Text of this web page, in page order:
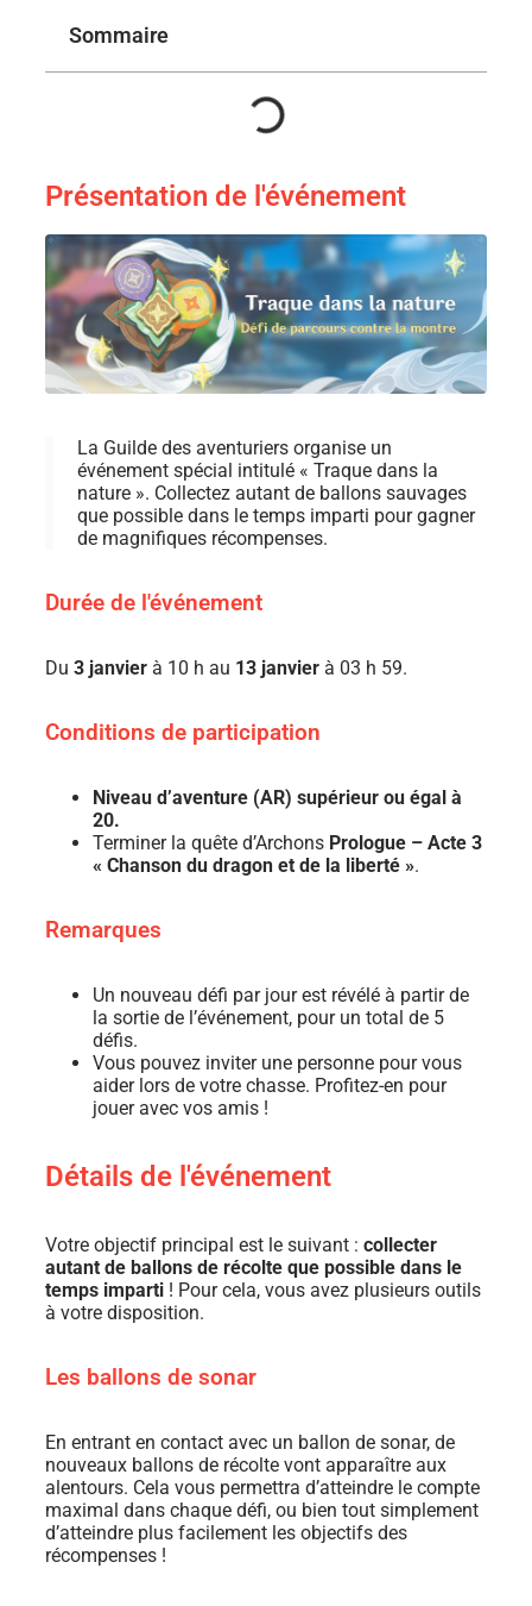
Sommaire
Présentation de l'événement
La Guilde des aventuriers organise un
événement spécial intitulé « Traque dans la
nature ». Collectez autant de ballons sauvages
que possible dans le temps imparti pour gagner
de magnifiques récompenses.
Durée de l'événement
Du 3 janvier à 10 h au 13 janvier à 03 h 59.
Conditions de participation
Niveau d’aventure (AR) supérieur ou égal à
20.
Terminer la quête d’Archons Prologue – Acte 3
« Chanson du dragon et de la liberté ».
Remarques
Un nouveau défi par jour est révélé à partir de
la sortie de l’événement, pour un total de 5
défis.
Vous pouvez inviter une personne pour vous
aider lors de votre chasse. Profitez-en pour
jouer avec vos amis !
Détails de l'événement
Votre objectif principal est le suivant : collecter
autant de ballons de récolte que possible dans le
temps imparti ! Pour cela, vous avez plusieurs outils
à votre disposition.
Les ballons de sonar
En entrant en contact avec un ballon de sonar, de
nouveaux ballons de récolte vont apparaître aux
alentours. Cela vous permettra d’atteindre le compte
maximal dans chaque défi, ou bien tout simplement
d’atteindre plus facilement les objectifs des
récompenses !